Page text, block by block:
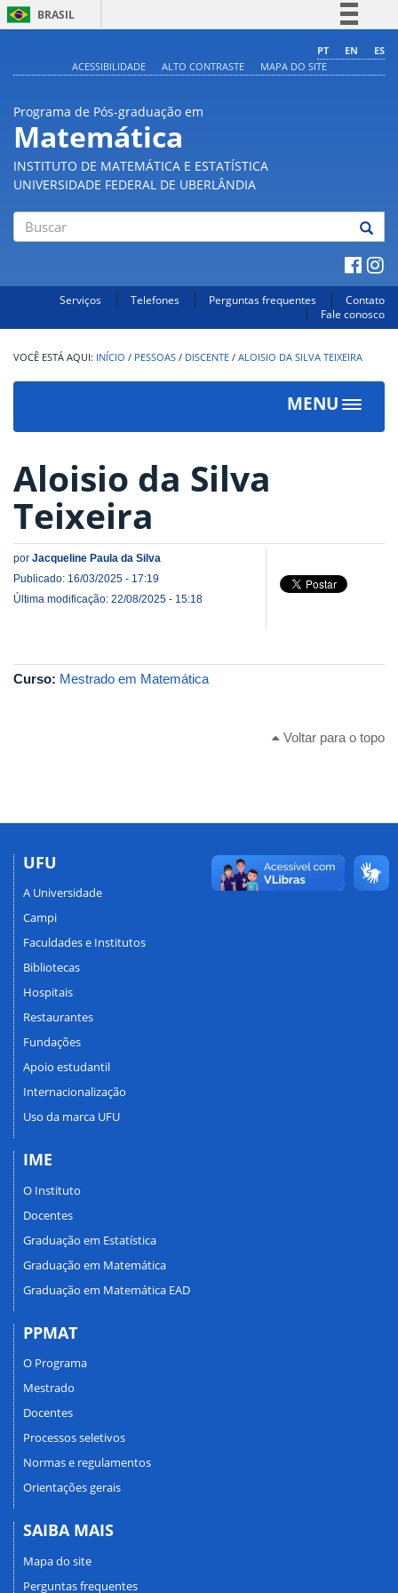
BRASIL
Comunica BR
PT EN
ES
ACESSIBILIDADE
ALTO CONTRASTE MAPA DO SITE
Programa de Pós-graduação em
Matemática
INSTITUTO DE MATEMÁTICA E ESTATÍSTICA
UNIVERSIDADE FEDERAL DE UBERLÂNDIA
Serviços Telefones Perguntas frequentes
Contato
Fale conosco
INÍCIO / PESSOAS / DISCENTE / ALOISIO DA SILVA TEIXEIRA
MENU
Toggle
Aloisio da Silva
Teixeira
por Jacqueline Paula da Silva
Publicado: 16/03/2025 - 17:19
Última modificação: 22/08/2025 - 15:18
Curso: Mestrado em Matemática
Voltar para o topo
UFU
A Universidade
Campi
Faculdades e Institutos
Bibliotecas
Hospitais
Restaurantes
Fundações
Apoio estudantil
Internacionalização
Uso da marca UFU
IME
O Instituto
Docentes
Graduação em Estatística
Graduação em Matemática
Graduação em Matemática EAD
PPMAT
O Programa
Mestrado
Docentes
Processos seletivos
Normas e regulamentos
Orientações gerais
SAIBA MAIS
Mapa do site
Perguntas frequentes